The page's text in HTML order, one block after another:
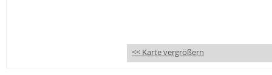
<< Karte vergrößern